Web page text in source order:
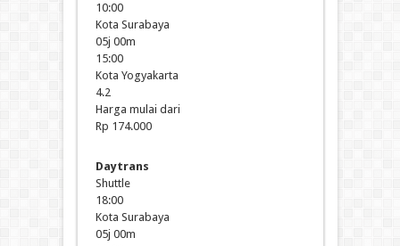
10:00
Kota Surabaya
05j 00m
15:00
Kota Yogyakarta
4.2
Harga mulai dari
Rp 174.000
Daytrans
Shuttle
18:00
Kota Surabaya
05j 00m